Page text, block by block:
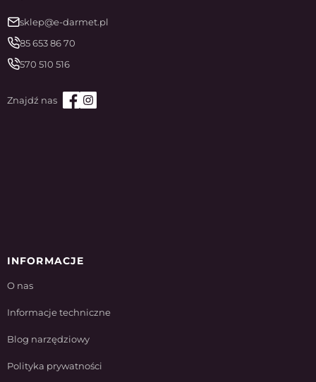
sklep@e-darmet.pl
85 653 86 70
570 510 516
INFORMACJE
O nas
Informacje techniczne
Blog narzędziowy
Polityka prywatności